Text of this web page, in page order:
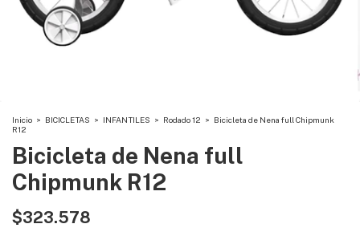
Inicio > BICICLETAS > INFANTILES > Rodado 12 > Bicicleta de Nena full Chipmunk
R12
Bicicleta de Nena full
Chipmunk R12
$323.578